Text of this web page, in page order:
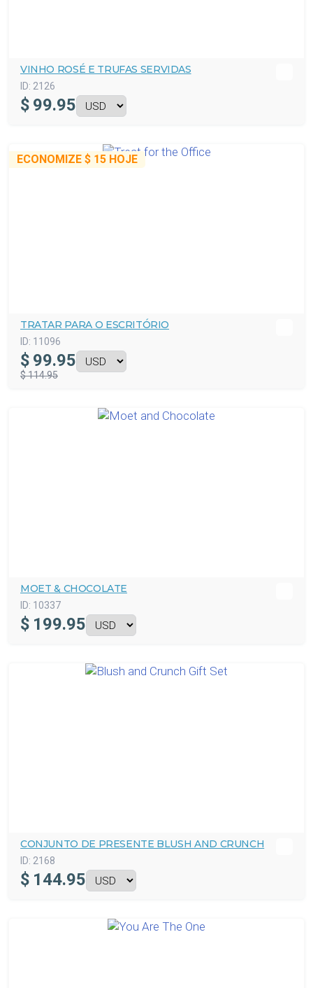
VINHO ROSÉ E TRUFAS SERVIDAS
ID: 2126
$ 99.95
ECONOMIZE $ 15 HOJE
TRATAR PARA O ESCRITÓRIO
ID: 11096
$ 99.95
$ 114.95
MOET & CHOCOLATE
ID: 10337
$ 199.95
CONJUNTO DE PRESENTE BLUSH AND CRUNCH
ID: 2168
$ 144.95